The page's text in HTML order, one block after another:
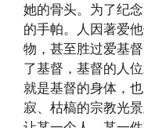
她的骨头。为了纪
的手帕。人因著爱
物，甚至胜过爱基
了基督，基督的人
就是基督的身体，
寂、枯槁的宗教光